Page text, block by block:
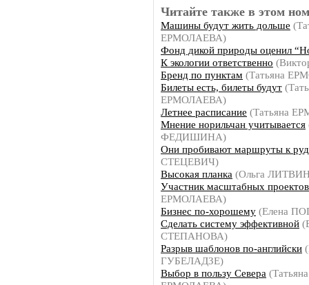
Читайте также в этом
Машины будут жить дольше
ЕРМОЛАЕВА)
Фонд дикой природы оценил
К экологии ответственно
Бренд по пунктам (Татьяна
Билеты есть, билеты будут
ЕРМОЛАЕВА)
Летнее расписание (Татьяна
Мнение норильчан учитывается
ФЕДИШИНА)
Они пробивают маршруты к
СТЕЦЕВИЧ)
Высокая планка (Ольга
Участник масштабных проектов
ЕРМОЛАЕВА)
Бизнес по-хорошему (Елена
Сделать систему эффективной
СТЕПАНОВА)
Разрыв шаблонов по-английски
ГУБЕЛАДЗЕ)
Выбор в пользу Севера (Татьяна